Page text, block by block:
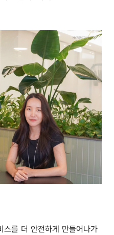
를 더 안전하게 만들어나가